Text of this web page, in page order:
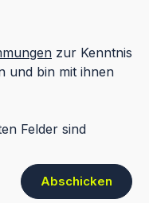
zur Kenntnis
und bin mit ihnen
Felder sind
Abschicken